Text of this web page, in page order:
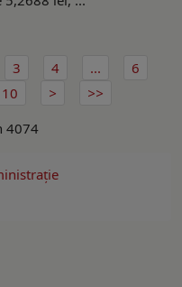
3 4 ...
6
10
4074